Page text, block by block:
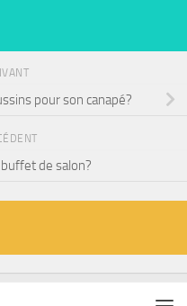
pour son canapé?
de salon?